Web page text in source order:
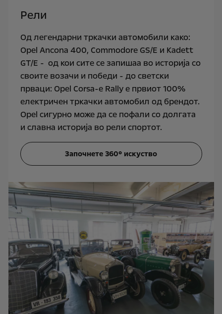
Рели
Од легендарни тркачки автомобили како:
Opel Ancona 400, Commodore GS/E и Kadett
GT/E - од кои сите се запишаа во историја со
своите возачи и победи - до светски
прваци: Opel Corsa-e Rally е првиот 100%
електричен тркачки автомобил од брендот.
Opel сигурно може да се пофали со долгата
и славна историја во рели спортот.
Започнете 360° искуство